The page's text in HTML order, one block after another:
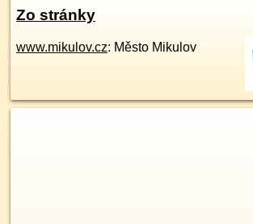
Zo stránky
www.mikulov.cz : Město Mikulov